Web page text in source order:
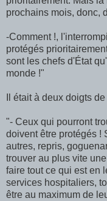
prochains mois, donc,
-Comment !,
protégés
sont les chefs d'État
monde !"
Il était à deux doigts
"- Ceux qui pourront
doivent être protégés !
autres, repris,
trouver au plus vite
faire tout ce qui est en
services hospitaliers,
être au maximum de